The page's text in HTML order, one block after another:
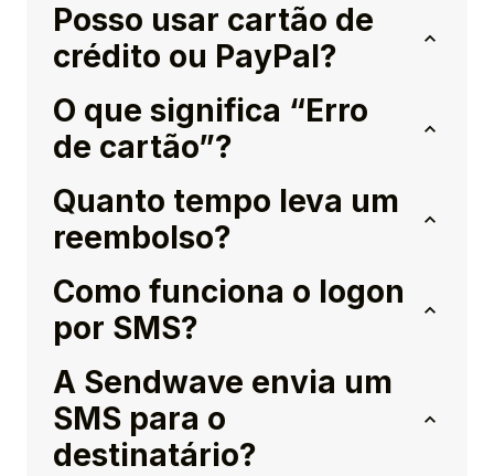
Posso usar cartão de
crédito ou PayPal?
O que significa “Erro
de cartão”?
Quanto tempo leva um
reembolso?
Como funciona o logon
por SMS?
A Sendwave envia um
SMS para o
destinatário?